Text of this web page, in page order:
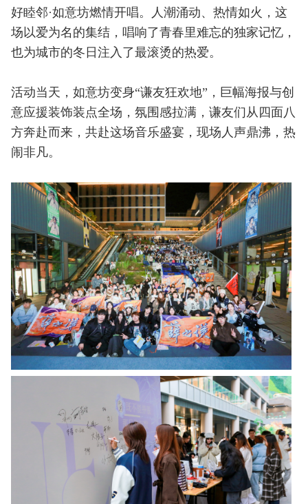
好睦邻·如意坊燃情开唱。人潮涌动、热情如火，这
场以爱为名的集结，唱响了青春里难忘的独家记忆，
也为城市的冬日注入了最滚烫的热爱。
活动当天，如意坊变身“谦友狂欢地”，巨幅海报与创
意应援装饰装点全场，氛围感拉满，谦友们从四面八
方奔赴而来，共赴这场音乐盛宴，现场人声鼎沸，热
闹非凡。